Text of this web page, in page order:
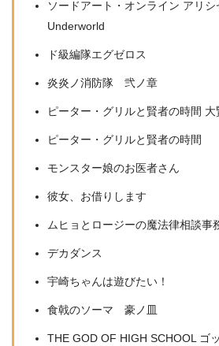
ソードアート・オンライン アリ
Underworld
ド級編隊エグゼロス
炎炎ノ消防隊 弐ノ章
ピーター・グリルと賢者の時間 大
ピーター・グリルと賢者の時間
モンスター娘のお医者さん
彼女、お借りします
ムヒョとロージーの魔法律相談事
デカダンス
宇崎ちゃんは遊びたい！
食戟のソーマ 豪ノ皿
THE GOD OF HIGH SCHOOL ゴ